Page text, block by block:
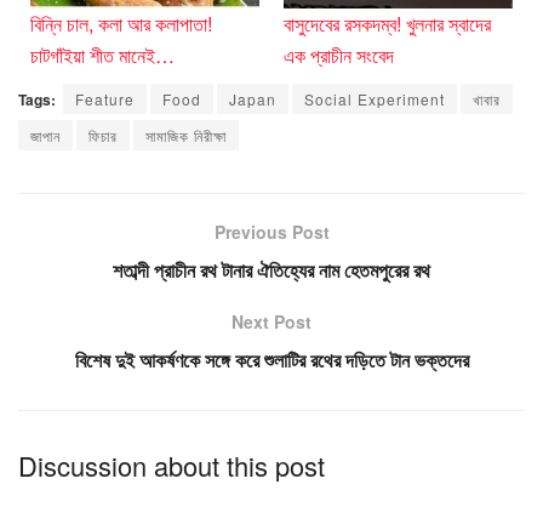
বিন্নি চাল, কলা আর কলাপাতা!
চাটগাঁইয়া শীত মানেই…
বাসুদেবের রসকদম্ব! খুলনার স্বাদের
এক প্রাচীন সংবেদ
Tags: Feature Food Japan Social Experiment
খাবার
জাপান
ফিচার সামাজিক নিরীক্ষা
Previous Post
শতাব্দী প্রাচীন রথ টানার ঐতিহ্যের নাম হেতমপুরের রথ
Next Post
বিশেষ দুই আকর্ষণকে সঙ্গে করে শুলাটির রথের দড়িতে টান ভক্তদের
Discussion about this post